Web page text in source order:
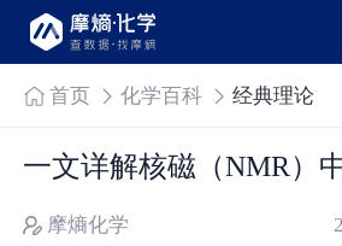
首页 化学百科 经典理论
一文详解核磁（NMR）
摩熵化学